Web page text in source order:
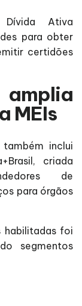
Ativa
para obter
certidões
MEIs
inclui
criada
de
para órgãos
habilitadas foi
segmentos